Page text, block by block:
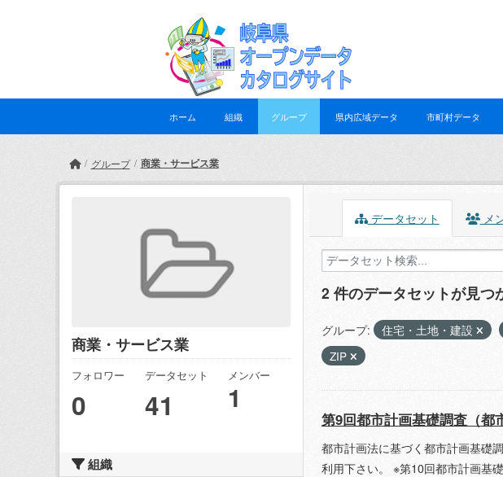
ホーム 組織 グループ 県内広域データ 市町村データ
グループ 商業・サービス業
商業・サービス業
フォロワー
0
データセット
41
メンバー
1
組織
データセット メ
2 件のデータセットが見つ
グループ: 住宅・土地・建設
ZIP
第9回都市計画基礎調査（都
都市計画法に基づく都市計画基礎
利用下さい。 ※第10回都市計画基